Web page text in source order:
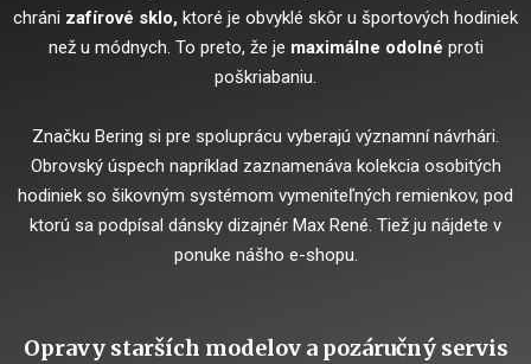
chráni zafírové sklo, ktoré je obvyklé skôr u športových hodiniek
než u módnych. To preto, že je maximálne odolné proti
poškriabaniu.
Značku Bering si pre spoluprácu vyberajú významní návrhári.
Obrovský úspech napríklad zaznamenáva kolekcia osobitých
hodiniek so šikovným systémom vymeniteľných remienkov, pod
ktorú sa podpísal dánsky dizajnér Max René. Tiež ju nájdete v
ponuke nášho e-shopu.
Opravy starších modelov a pozáručný servis